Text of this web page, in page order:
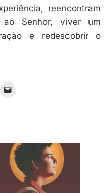
reencontram
Senhor, viver um
e redescobrir o